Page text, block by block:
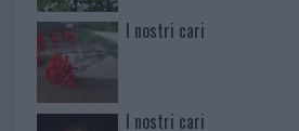
I nostri cari
I nostri cari